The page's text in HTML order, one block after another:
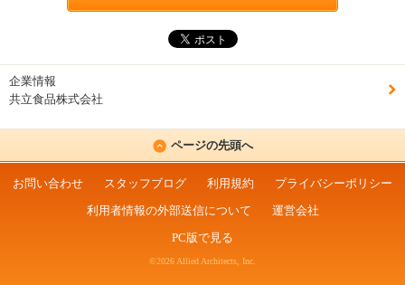
企業情報
共立食品株式会社
ページの先頭へ
お問い合わせ スタッフブログ 利用規約
プライバシーポリシー
利用者情報の外部送信について
運営会社
PC版で見る
©2026 Allied Architects, Inc.